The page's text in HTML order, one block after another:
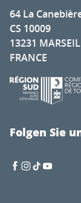
64 La
CS 10009
13231
FRANCE
Folgen Sie